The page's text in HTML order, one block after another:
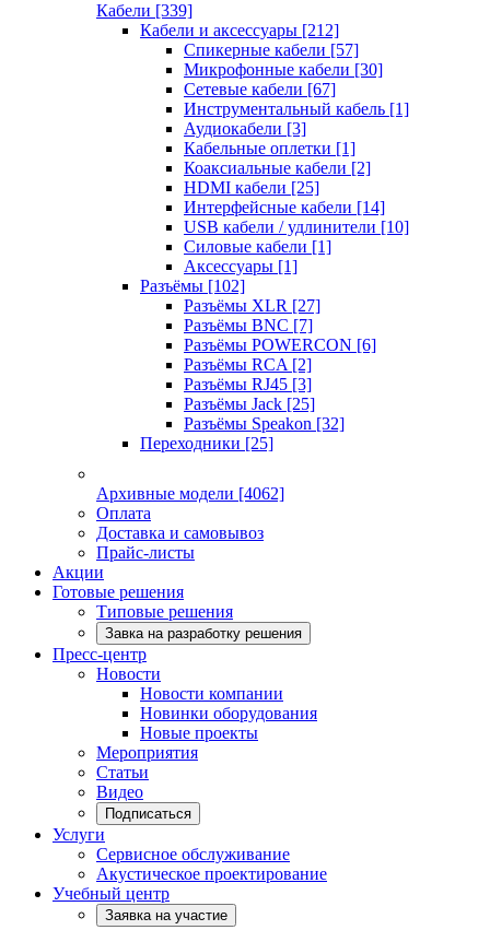
Кабели [339]
Кабели и аксессуары [212]
Спикерные кабели [57]
Микрофонные кабели [30]
Сетевые кабели [67]
Инструментальный кабель [1]
Аудиокабели [3]
Кабельные оплетки [1]
Коаксиальные кабели [2]
HDMI кабели [25]
Интерфейсные кабели [14]
USB кабели / удлинители [10]
Силовые кабели [1]
Аксессуары [1]
Разъёмы [102]
Разъёмы XLR [27]
Разъёмы BNC [7]
Разъёмы POWERCON [6]
Разъёмы RCA [2]
Разъёмы RJ45 [3]
Разъёмы Jack [25]
Разъёмы Speakon [32]
Переходники [25]
Архивные модели [4062]
Оплата
Доставка и самовывоз
Прайс-листы
Акции
Готовые решения
Типовые решения
Завка на разработку решения
Пресс-центр
Новости
Новости компании
Новинки оборудования
Новые проекты
Мероприятия
Статьи
Видео
Подписаться
Услуги
Сервисное обслуживание
Акустическое проектирование
Учебный центр
Заявка на участие